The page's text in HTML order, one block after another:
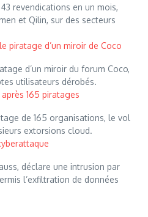
revendications en un mois,
et Qilin, sur des secteurs
piratage d’un miroir de Coco
d’un miroir du forum Coco,
utilisateurs dérobés.
165 piratages
de 165 organisations, le vol
extorsions cloud.
déclare une intrusion par
l’exfiltration de données